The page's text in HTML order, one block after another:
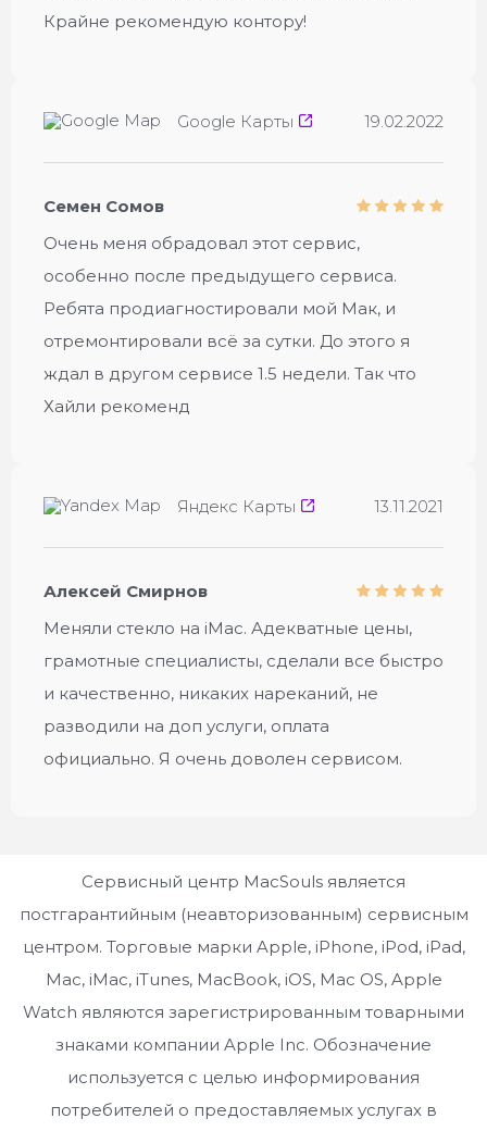
Крайне рекомендую контору!
Google Карты 19.02.2022
Семен Сомов
Очень меня обрадовал этот сервис,
особенно после предыдущего сервиса.
Ребята продиагностировали мой Мак, и
отремонтировали всё за сутки. До этого я
ждал в другом сервисе 1.5 недели. Так что
Хайли рекоменд
Яндекс Карты 13.11.2021
Алексей Смирнов
Меняли стекло на iMac. Адекватные цены,
грамотные специалисты, сделали все быстро
и качественно, никаких нареканий, не
разводили на доп услуги, оплата
официально. Я очень доволен сервисом.
Сервисный центр MacSouls является
постгарантийным (неавторизованным) сервисным
центром. Торговые марки Apple, iPhone, iPod, iPad,
Mac, iMac, iTunes, MacBook, iOS, Mac OS, Apple
Watch являются зарегистрированным товарными
знаками компании Apple Inc. Обозначение
используется с целью информирования
потребителей о предоставляемых услугах в